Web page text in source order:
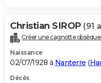
Christian SIROP (91
Créer une cagnotte
Naissance
02/07/1928 à Nanterre (
Décès